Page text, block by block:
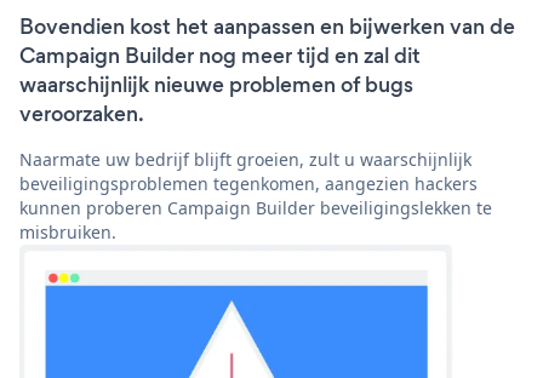
Bovendien kost het aanpassen en bijwerken van de
Campaign Builder nog meer tijd en zal dit
waarschijnlijk nieuwe problemen of bugs
veroorzaken.
Naarmate uw bedrijf blijft groeien, zult u waarschijnlijk
beveiligingsproblemen tegenkomen, aangezien hackers
kunnen proberen Campaign Builder beveiligingslekken te
misbruiken.